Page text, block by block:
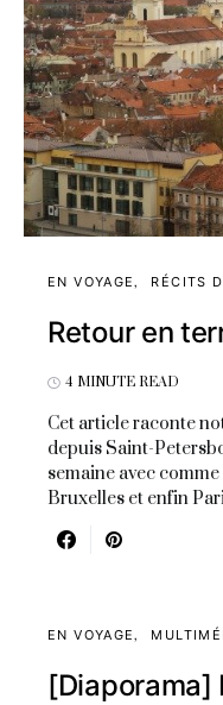
EN VOYAGE RÉCITS
Retour en
4 MINUTE READ
Cet article raconte
depuis Saint-
semaine avec
Bruxelles et enfin
EN VOYAGE
[Diaporama]